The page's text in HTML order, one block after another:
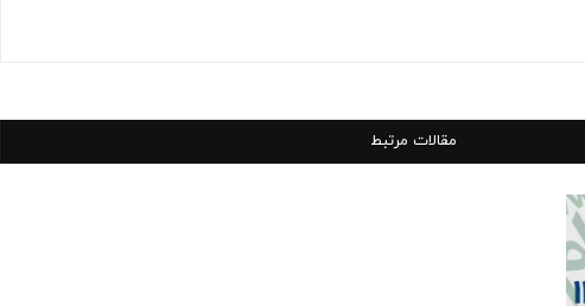
مقالات مرتبط